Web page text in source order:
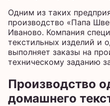
Одним из таких
производство «Папа
Иваново. Компания
текстильных изделий и
выполняет заказы на
техническому заданию
Производство
домашнего